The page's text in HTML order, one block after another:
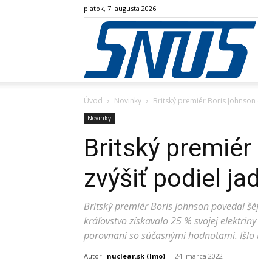
piatok, 7. augusta 2026
Úvod Novinky Britský premiér Boris
Novinky
Britský
zvýšiť podiel
Britský premiér Boris Johnson povedal
kráľovstvo získavalo 25 % svojej
porovnaní so súčasnými hodnotami.
Autor: nuclear.sk (lmo) - 24. marca 2022